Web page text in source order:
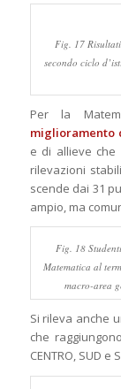
Fig. 17
secondo ciclo
Per la
miglioramento
e di allieve che
rilevazioni
scende dai 31
ampio, ma
Fig. 18
Matematica al
macro-area
Si rileva anche
che
CENTRO, SUD e